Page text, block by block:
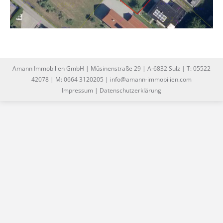
Amann Immobilien GmbH | Müsinenstraße 29 | A-6832 Sulz | T: 05522
42078 | M: 0664 3120205 | info@amann-immobilien.com
Impressum | Datenschutzerklärung